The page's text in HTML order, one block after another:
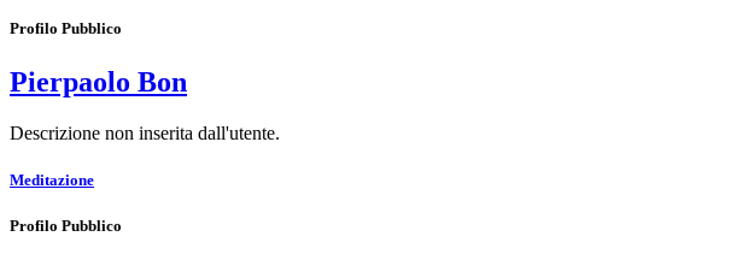
Profilo Pubblico
Pierpaolo Bon
Descrizione non inserita dall'utente.
Meditazione
Profilo Pubblico